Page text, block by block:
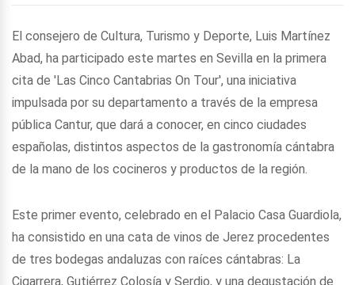
El consejero de Cultura, Turismo y Deporte, Luis Martínez
Abad, ha participado este martes en Sevilla en la primera
cita de 'Las Cinco Cantabrias On Tour', una iniciativa
impulsada por su departamento a través de la empresa
pública Cantur, que dará a conocer, en cinco ciudades
españolas, distintos aspectos de la gastronomía cántabra
de la mano de los cocineros y productos de la región.
Este primer evento, celebrado en el Palacio Casa Guardiola,
ha consistido en una cata de vinos de Jerez procedentes
de tres bodegas andaluzas con raíces cántabras: La
Cigarrera, Gutiérrez Colosía y Serdio, y una degustación de